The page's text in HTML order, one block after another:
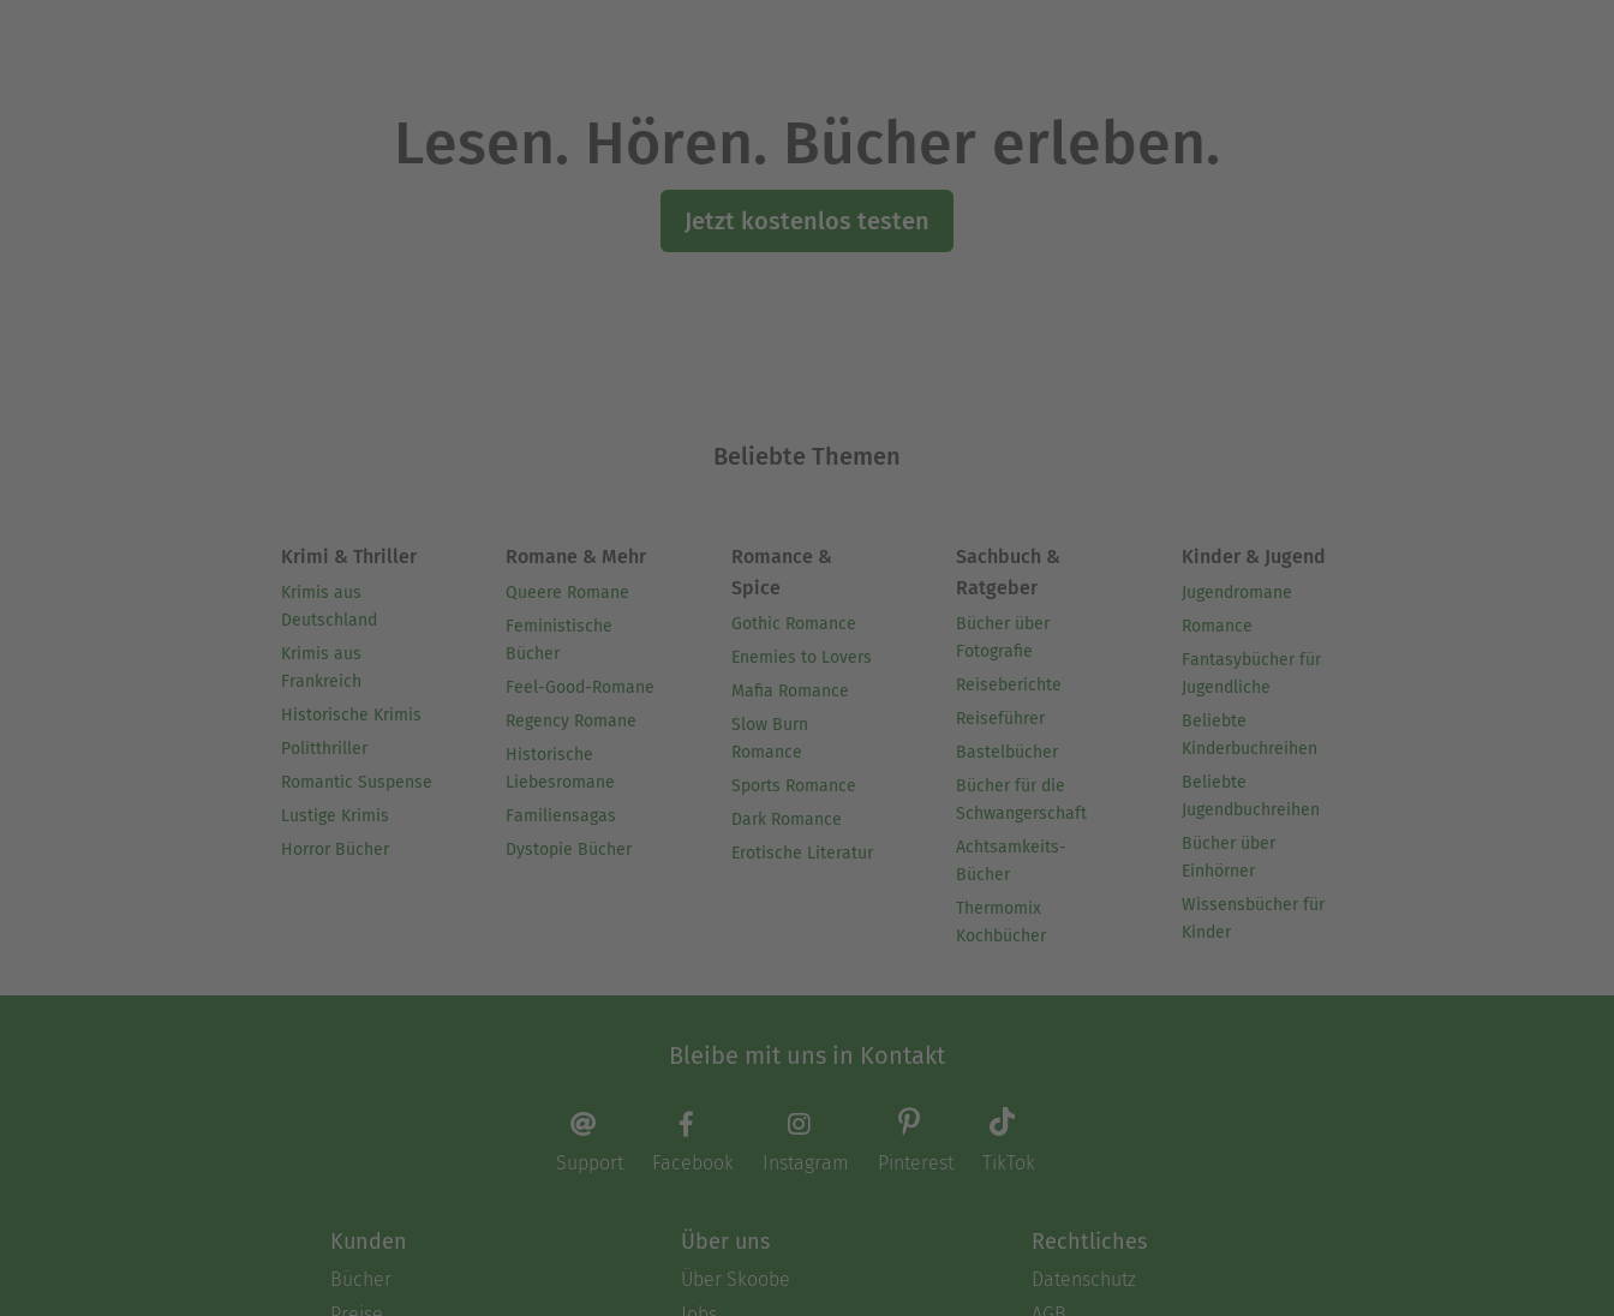
Lesen. Hören. Bücher erleben.
Jetzt kostenlos testen
Beliebte Themen
Krimi & Thriller
Krimis aus
Deutschland
Krimis aus
Frankreich
Historische Krimis
Politthriller
Romantic Suspense
Lustige Krimis
Horror Bücher
Romane & Mehr
Queere Romane
Feministische
Bücher
Feel-Good-Romane
Regency Romane
Historische
Liebesromane
Familiensagas
Dystopie Bücher
Romance &
Spice
Gothic Romance
Enemies to Lovers
Mafia Romance
Slow Burn
Romance
Sports Romance
Dark Romance
Erotische Literatur
Sachbuch &
Ratgeber
Bücher über
Fotografie
Reiseberichte
Reiseführer
Bastelbücher
Bücher für die
Schwangerschaft
Achtsamkeits-
Bücher
Thermomix
Kochbücher
Kinder & Jugend
Jugendromane
Romance
Fantasybücher für
Jugendliche
Beliebte
Kinderbuchreihen
Beliebte
Jugendbuchreihen
Bücher über
Einhörner
Wissensbücher für
Kinder
Bleibe mit uns in Kontakt
Support Facebook Instagram Pinterest TikTok
Kunden
Bücher
Über uns
Über Skoobe
Rechtliches
Datenschutz